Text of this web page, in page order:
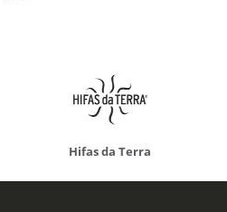
Hifas da Terra